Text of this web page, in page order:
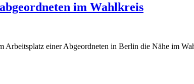
im Wahlkreis
Arbeitsplatz einer Abgeordneten in Berlin die Nähe im